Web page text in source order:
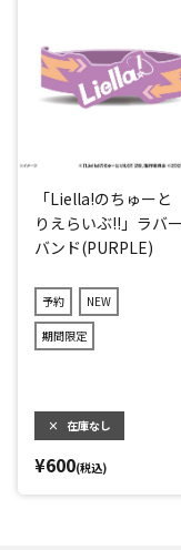
「Liella!のちゅーと
りえらいぶ!!」ラバー
バンド(PURPLE)
予約 NEW
期間限定
× 在庫なし
¥600(税込)